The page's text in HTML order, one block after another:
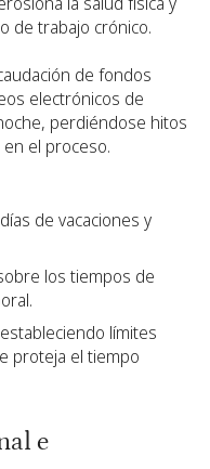
de trabajo crónico.
de fondos
electrónicos de
perdiéndose hitos
el proceso.
de vacaciones y
los tiempos de
límites
proteja el tiempo
e